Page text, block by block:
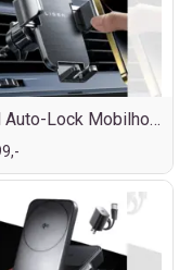
LISEN Auto-Lock Mobilholder